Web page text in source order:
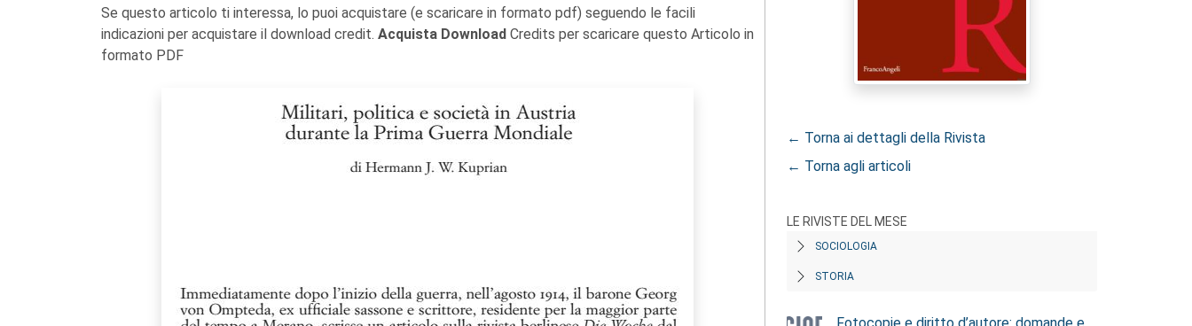
Se questo articolo ti interessa, lo puoi acquistare (e scaricare in formato pdf) seguendo le facili
indicazioni per acquistare il download credit. Acquista Download Credits per scaricare questo Articolo in
formato PDF
← Torna ai dettagli della Rivista
← Torna agli articoli
LE RIVISTE DEL MESE
SOCIOLOGIA
STORIA